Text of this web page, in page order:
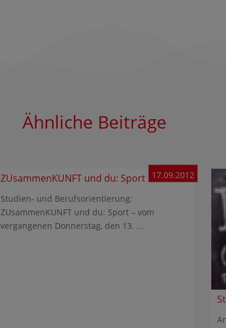
Ähnliche Beiträge
ZUsammenKUNFT und du: Sport 17.09.2012
Studien- und Berufsorientierung:
ZUsammenKUNFT und du: Sport – vom
vergangenen Donnerstag, den 13. ...